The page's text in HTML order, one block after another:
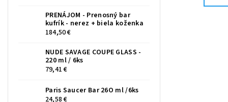
PRENÁJOM - Prenosný bar
kufrík - nerez + biela koženka
184,50 €
NUDE SAVAGE COUPE GLASS -
220 ml / 6ks
79,41 €
Paris Saucer Bar 26O ml /6ks
24,58 €